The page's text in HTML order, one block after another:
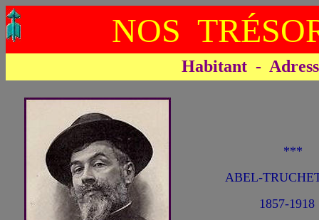
NOS
Habitant -
***
ABEL-
1857-1918